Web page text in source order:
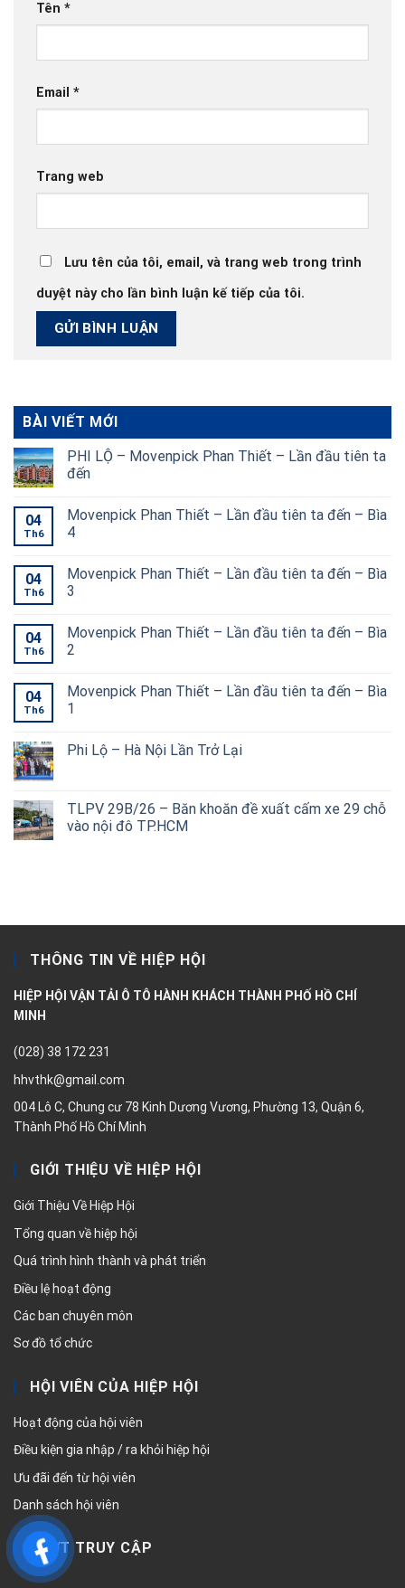
Tên *
Email *
Trang web
Lưu tên của tôi, email, và trang web trong trình
duyệt này cho lần bình luận kế tiếp của tôi.
BÀI VIẾT MỚI
PHI LỘ – Movenpick Phan Thiết – Lần đầu tiên ta
đến
04
Th6
Movenpick Phan Thiết – Lần đầu tiên ta đến – Bìa
4
04
Th6
Movenpick Phan Thiết – Lần đầu tiên ta đến – Bìa
3
04
Th6
Movenpick Phan Thiết – Lần đầu tiên ta đến – Bìa
2
04
Th6
Movenpick Phan Thiết – Lần đầu tiên ta đến – Bìa
1
Phi Lộ – Hà Nội Lần Trở Lại
TLPV 29B/26 – Băn khoăn đề xuất cấm xe 29 chỗ
vào nội đô TP.HCM
THÔNG TIN VỀ HIỆP HỘI
HIỆP HỘI VẬN TẢI Ô TÔ HÀNH KHÁCH THÀNH PHỐ HỒ CHÍ
MINH
(028) 38 172 231
hhvthk@gmail.com
004 Lô C, Chung cư 78 Kinh Dương Vương, Phường 13, Quận 6,
Thành Phố Hồ Chí Minh
GIỚI THIỆU VỀ HIỆP HỘI
Giới Thiệu Về Hiệp Hội
Tổng quan về hiệp hội
Quá trình hình thành và phát triển
Điều lệ hoạt động
Các ban chuyên môn
Sơ đồ tổ chức
HỘI VIÊN CỦA HIỆP HỘI
Hoạt động của hội viên
Điều kiện gia nhập / ra khỏi hiệp hội
Ưu đãi đến từ hội viên
Danh sách hội viên
LƯỢT TRUY CẬP